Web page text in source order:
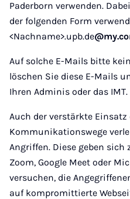
Paderborn verwenden.
der folgenden Form
<Nachname>.upb.de
Auf solche E-Mails bitte
löschen Sie diese E-Mails
Ihren Adminis oder das IMT.
Auch der verstärkte
Kommunikationswege
Angriffen. Diese geben sich
Zoom, Google Meet oder
versuchen, die
auf kompromittierte